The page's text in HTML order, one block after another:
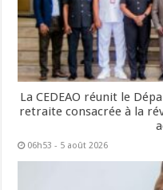
La CEDEAO réunit le
retraite consacrée à la
06h53 - 5 août 2026